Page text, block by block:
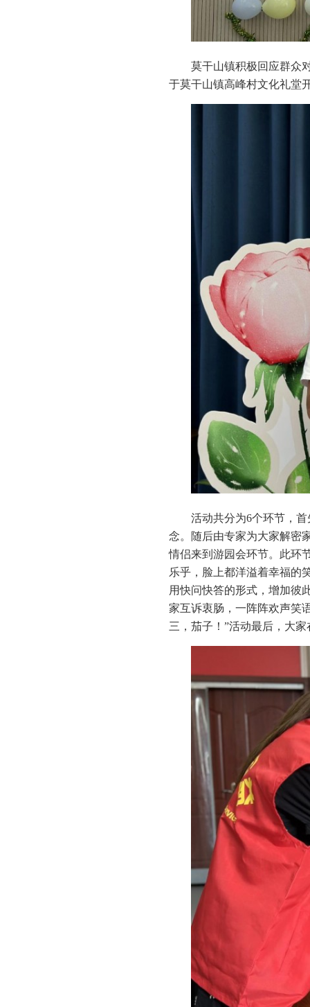
莫干山镇积极回应群众
于莫干山镇高峰村文化礼堂
活动共分为6个环节，
念。随后由专家为大家解密
情侣来到游园会环节。此环
乐乎，脸上都洋溢着幸福的
用快问快答的形式，增加彼
家互诉衷肠，一阵阵欢声笑
三，茄子！”活动最后，大